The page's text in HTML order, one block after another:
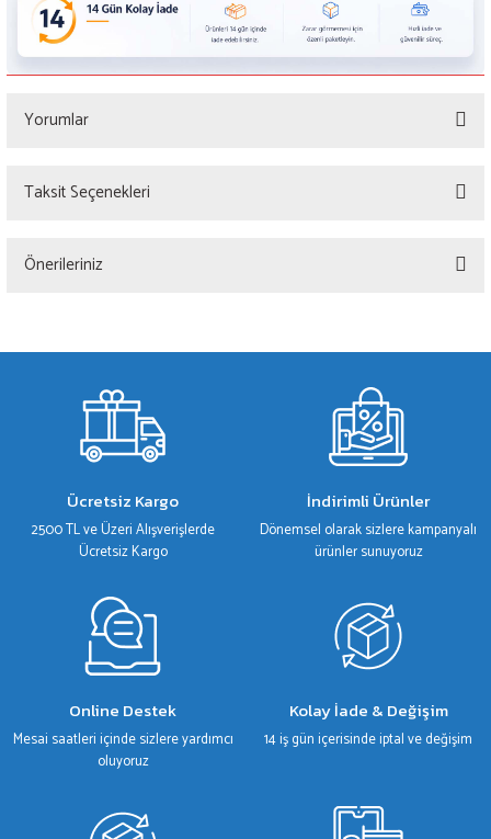
Yorumlar
Taksit Seçenekleri
Önerileriniz
gördüğünüz noktaları öneri formunu kullanarak tarafımıza iletebilirsiniz.
Ürün resmi kalitesiz, bozuk veya görüntülenemiyor.
Ürün açıklamasında eksik bilgiler bulunuyor.
Ürün fiyatı diğer sitelerden daha pahalı.
Bu ürüne benzer farklı alternatifler olmalı.
Ücretsiz Kargo
2500 TL ve Üzeri Alışverişlerde
Ücretsiz Kargo
İndirimli Ürünler
Dönemsel olarak sizlere kampanyalı
ürünler sunuyoruz
Online Destek
Mesai saatleri içinde sizlere yardımcı
oluyoruz
Kolay İade & Değişim
14 iş gün içerisinde iptal ve değişim